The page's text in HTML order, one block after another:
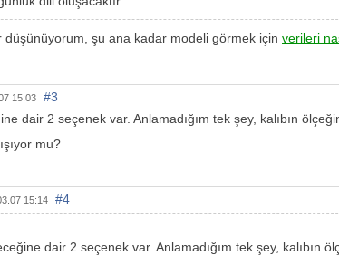
düşünüyorum, şu ana kadar modeli görmek için verileri
15:03
#3
dair 2 seçenek var. Anlamadığım tek şey, kalıbın
mu?
15:14 #4
dair 2 seçenek var. Anlamadığım tek şey,